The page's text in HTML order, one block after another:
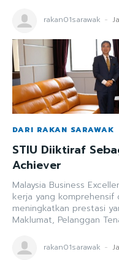
rakan01sarawak -
DARI RAKAN SARAWAK
STIU Diiktiraf
Achiever
Malaysia Business
kerja yang komprehensif
meningkatkan prestasi
Maklumat, Pelanggan
rakan01sarawak -